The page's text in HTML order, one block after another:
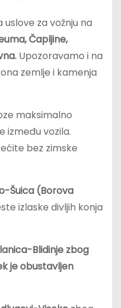
za vožnju na
Čapljine,
Upozoravamo i na
zemlje i kamenja
maksimalno
između vozila.
bez zimske
Šuica (Borova
izlaske divljih konja
Blidinje zbog
je obustavljen